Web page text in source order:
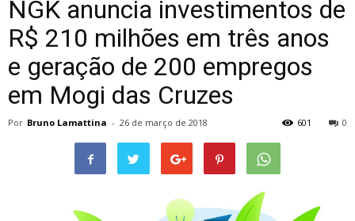
NGK anuncia investimentos de
R$ 210 milhões em três anos
e geração de 200 empregos
em Mogi das Cruzes
Por Bruno Lamattina - 26 de março de 2018 0
601